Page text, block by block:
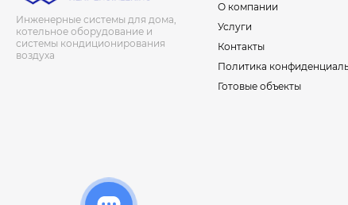
Инженерные системы для дома,
котельное оборудование и
системы кондиционирования
воздуха
О компании
Услуги
Контакты
Политика
Готовые объекты